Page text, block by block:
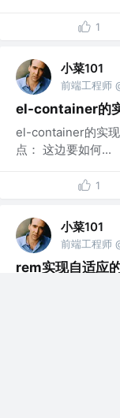
1
小菜101
el-container的
el-container的实
点： 这边要如何...
1
小菜101
rem实现自适应